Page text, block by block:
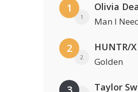
1
1
Olivia
Man I
2
2
HUNTR/X
Golden
Taylor